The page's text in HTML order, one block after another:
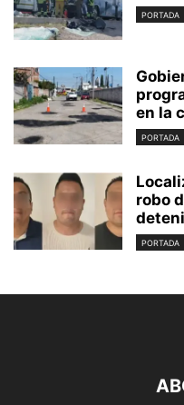
PORTADA
en la
PORTADA
robo
PORTADA